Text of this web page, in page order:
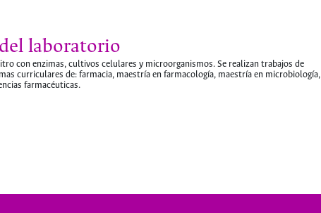
laboratorio
con enzimas, cultivos celulares y microorganismos. Se realizan trabajos de
curriculares de: farmacia, maestría en farmacología, maestría en microbiología,
farmacéuticas.